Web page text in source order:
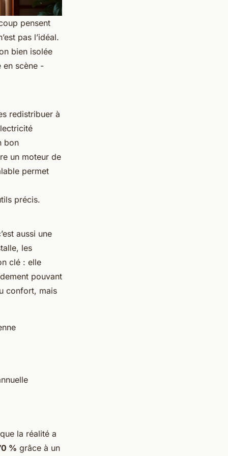
pensent
pas l’idéal.
bien isolée
en scène -
redistribuer à
bon
un moteur de
permet
précis.
aussi une
les
clé : elle
pouvant
confort, mais
la réalité a
% grâce à un